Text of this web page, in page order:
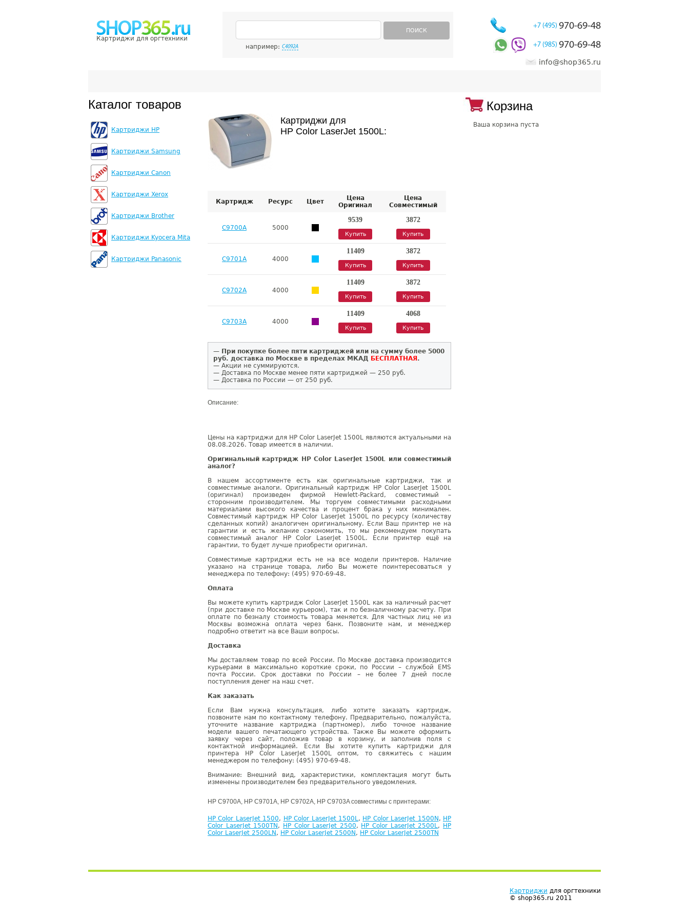
Картриджи для оргтехники
ПОИСК
например: C4092A
+7 (495) 970-69-48
+7 (985) 970-69-48
info@shop365.ru
Каталог товаров
Картриджи HP
Картриджи Samsung
Картриджи Canon
Картриджи Xerox
Картриджи Brother
Картриджи Kyocera Mita
Картриджи Panasonic
Картриджи для
HP Color LaserJet 1500L:
Картридж Ресурс Цвет
Цена
Оригинал
Цена
Совместимый
C9700A 5000
9539
Купить
3872
Купить
C9701A 4000
11409
Купить
3872
Купить
C9702A 4000
11409
Купить
3872
Купить
C9703A 4000
11409
Купить
4068
Купить
— При покупке более пяти картриджей или на сумму более 5000
руб. доставка по Москве в пределах МКАД БЕСПЛАТНАЯ .
— Акции не суммируются.
— Доставка по Москве менее пяти картриджей — 250 руб.
— Доставка по России — от 250 руб.
Описание:
Цены на картриджи для HP Color LaserJet 1500L являются актуальными на
08.08.2026. Товар имеется в наличии.
Оригинальный картридж HP Color LaserJet 1500L или совместимый
аналог?
В нашем ассортименте есть как оригинальные картриджи, так и
совместимые аналоги. Оригинальный картридж HP Color LaserJet 1500L
(оригинал) произведен фирмой Hewlett-Packard, совместимый –
сторонним производителем. Мы торгуем совместимыми расходными
материалами высокого качества и процент брака у них минимален.
Совместимый картридж HP Color LaserJet 1500L по ресурсу (количеству
сделанных копий) аналогичен оригинальному. Если Ваш принтер не на
гарантии и есть желание сэкономить, то мы рекомендуем покупать
совместимый аналог HP Color LaserJet 1500L. Если принтер ещё на
гарантии, то будет лучше приобрести оригинал.
Совместимые картриджи есть не на все модели принтеров. Наличие
указано на странице товара, либо Вы можете поинтересоваться у
менеджера по телефону: (495) 970-69-48.
Оплата
Вы можете купить картридж Color LaserJet 1500L как за наличный расчет
(при доставке по Москве курьером), так и по безналичному расчету. При
оплате по безналу стоимость товара меняется. Для частных лиц не из
Москвы возможна оплата через банк. Позвоните нам, и менеджер
подробно ответит на все Ваши вопросы.
Доставка
Мы доставляем товар по всей России. По Москве доставка производится
курьерами в максимально короткие сроки, по России – службой EMS
почта России. Срок доставки по России – не более 7 дней после
поступления денег на наш счет.
Как заказать
Если Вам нужна консультация, либо хотите заказать картридж,
позвоните нам по контактному телефону. Предварительно, пожалуйста,
уточните название картриджа (партномер), либо точное название
модели вашего печатающего устройства. Также Вы можете оформить
заявку через сайт, положив товар в корзину, и заполнив поля с
контактной информацией. Если Вы хотите купить картриджи для
принтера HP Color LaserJet 1500L оптом, то свяжитесь с нашим
менеджером по телефону: (495) 970-69-48.
Внимание: Внешний вид, характеристики, комплектация могут быть
изменены производителем без предварительного уведомления.
HP C9700A, HP C9701A, HP C9702A, HP C9703A совместимы с принтерами:
HP Color LaserJet 1500, HP Color LaserJet 1500L, HP Color LaserJet 1500N , HP
Color LaserJet 1500TN , HP Color LaserJet 2500, HP Color LaserJet 2500L,
HP
Color LaserJet 2500LN , HP Color LaserJet 2500N , HP Color LaserJet 2500TN
Корзина
Ваша корзина пуста
Картриджи для оргтехники
© shop365.ru 2011